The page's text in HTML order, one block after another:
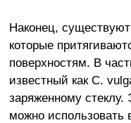
Наконец,
которые
поверхностям. В
известный как C.
заряженному стеклу.
можно использовать